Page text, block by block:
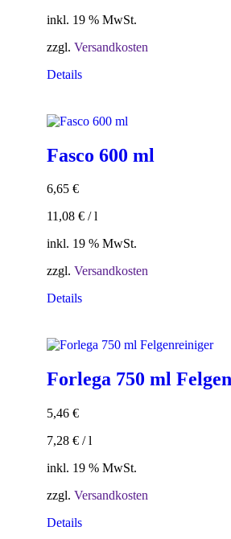
inkl. 19 % MwSt.
zzgl. Versandkosten
Details
Fasco 600 ml
6,65 €
11,08 € /l
inkl. 19 % MwSt.
zzgl. Versandkosten
Details
Forlega 750 ml
5,46 €
7,28 € /l
inkl. 19 % MwSt.
zzgl. Versandkosten
Details